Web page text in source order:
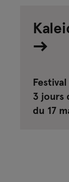
Festival
3 jours
du 17